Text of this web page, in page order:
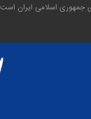
جمهوری اسلامی ایران است